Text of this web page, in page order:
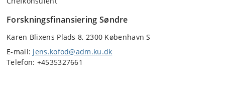
Forskningsfinansiering Søndre
Karen Blixens Plads 8, 2300 København S
E-mail: jens.kofod@adm.ku.dk
Telefon: +4535327661